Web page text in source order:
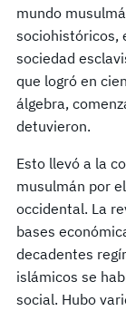
mundo
sociohistóricos,
sociedad
que logró en
álgebra,
detuvieron.
Esto llevó a la
musulmán por
occidental. La
bases
decadentes
islámicos se
social. Hubo